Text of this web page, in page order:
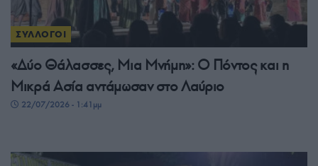
ΣΥΛΛΟΓΟΙ
«Δύο Θάλασσες, Μια Μνήμη»: Ο Πόντος και η
Μικρά Ασία αντάμωσαν στο Λαύριο
22/07/2026 - 1:41μμ